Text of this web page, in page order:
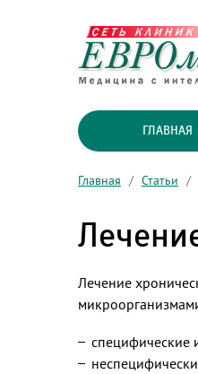
ГЛАВНАЯ
Главная / Статьи /
Лечение
специфические